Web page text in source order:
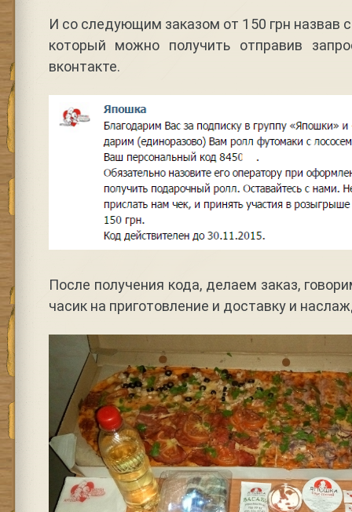
И со следующим заказом от 150 грн назвав
который можно получить отправив
вконтакте.
После получения кода, делаем заказ,
часик на приготовление и доставку и